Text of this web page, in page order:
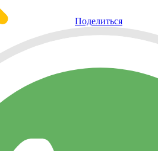
Поделиться